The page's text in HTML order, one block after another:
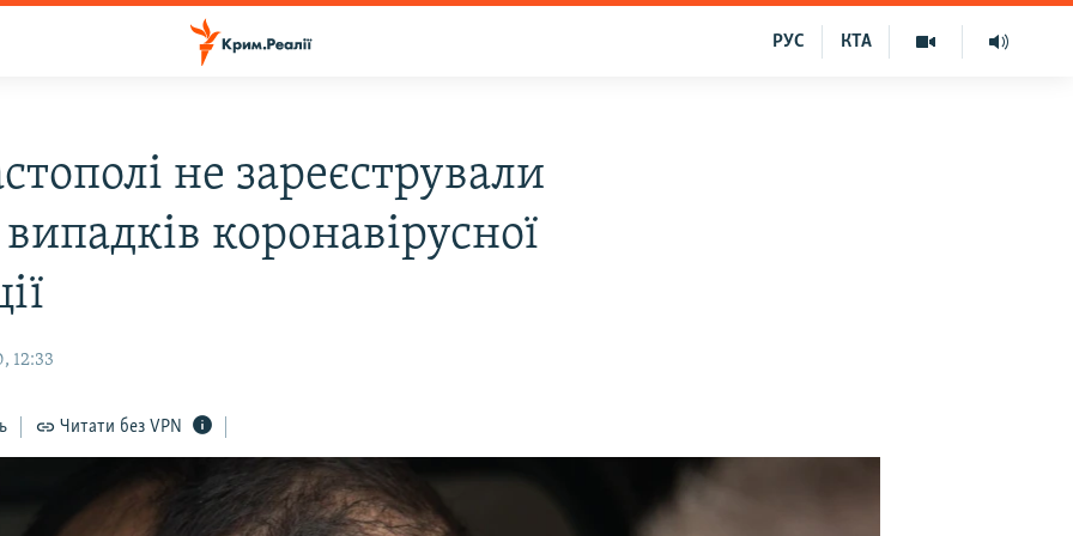
КТА
РУС
не зареєстрували
коронавірусної
12:33
Читати без VPN